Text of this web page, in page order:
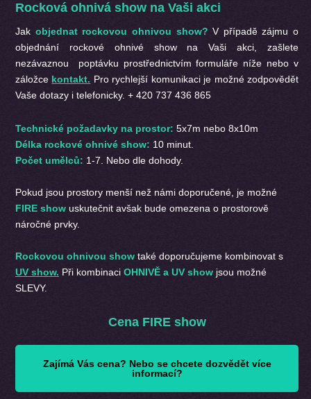
Rocková ohnivá show na Vaši akci
Jak objednat rockovou ohnivou show? V případě zájmu o
objednání rockové ohnivé show na Vaši akci, zašlete
nezávaznou poptávku prostřednictvím formuláře níže nebo v
záložce kontakt. Pro rychlejší komunikaci je možné zodpovědět
Vaše dotazy i telefonicky. + 420 737 436 865
Technické požadavky na prostor: 5x7m nebo 8x10m
Délka rockové ohnivé show: 10 minut.
Počet umělců: 1-7. Nebo dle dohody.
Pokud jsou prostory menší než námi doporučené, je možné
FIRE show uskutečnit avšak bude omezena o prostorově
náročné prvky.
Rockovou ohnivou show také doporučujeme kombinovat s
UV show. Při kombinaci OHNIVĚ a UV show jsou možné
SLEVY.
Cena FIRE show
Zajímá Vás cena? Nebo se chcete dozvědět více
informací?